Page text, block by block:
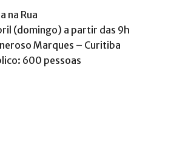
na Rua
(domingo) a partir das 9h
Marques – Curitiba
600 pessoas